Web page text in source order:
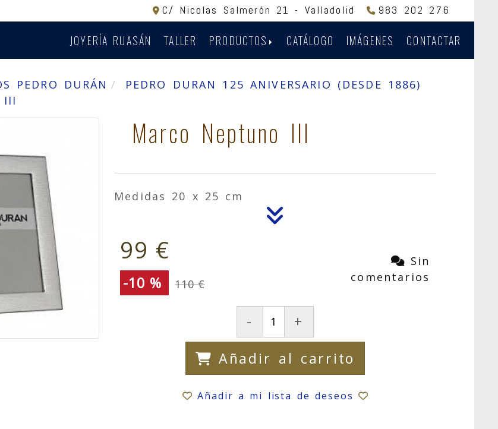
C/ Nicolas Salmerón 21 - Valladolid 983 202 276
JOYERÍA RUASÁN TALLER PRODUCTOS CATÁLOGO IMÁGENES CONTACTAR
PEDRO DURÁN
PEDRO DURAN 125 ANIVERSARIO (DESDE 1886)
III
Marco Neptuno III
Medidas 20 x 25 cm
99 €
-10 % 110 €
Sin
comentarios
-
+
Añadir al carrito
Añadir a mi lista de deseos